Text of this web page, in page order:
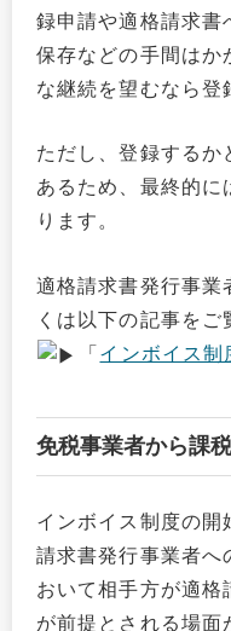
録申請や適格請求書
保存などの手間はか
な継続を望むなら登
ただし、登録するか
あるため、最終的に
ります。
適格請求書発行事業
くは以下の記事をご
「 インボイス制
免税事業者から課
インボイス制度の
請求書発行事業者へ
おいて相手方が適格
が前提とされる場面